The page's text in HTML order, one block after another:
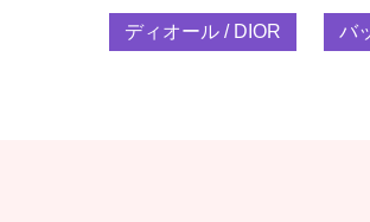
ディオール / DIOR バ